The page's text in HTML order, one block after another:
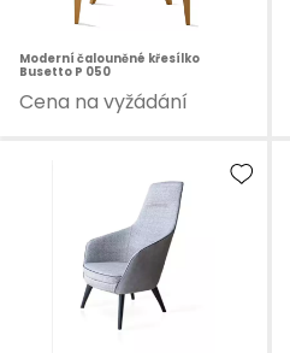
Moderní čalouněné křesílko
Busetto P 050
Cena na vyžádání